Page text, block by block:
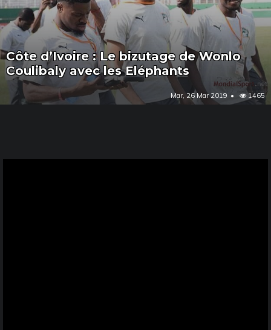
Côte d’Ivoire : Le bizutage de Wonlo
Coulibaly avec les Eléphants
Mar, 26 Mar 2019 1465